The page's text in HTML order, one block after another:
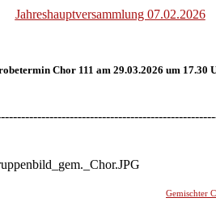
Jahreshauptversammlung 07.02.2026
Chor 111 am 29.03.2026 um 17.30
Gemischter